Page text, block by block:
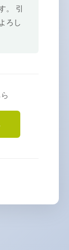
。 引
ろし